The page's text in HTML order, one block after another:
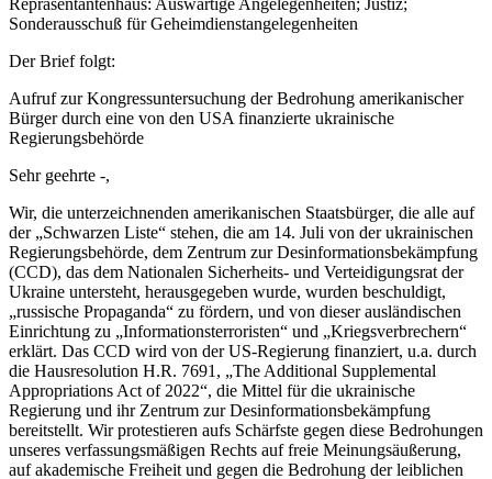
Repräsentantenhaus: Auswärtige Angelegenheiten; Justiz;
Sonderausschuß für Geheimdienstangelegenheiten
Der Brief folgt:
Aufruf zur Kongressuntersuchung der Bedrohung amerikanischer
Bürger durch eine von den USA finanzierte ukrainische
Regierungsbehörde
Sehr geehrte -,
Wir, die unterzeichnenden amerikanischen Staatsbürger, die alle auf
der „Schwarzen Liste“ stehen, die am 14. Juli von der ukrainischen
Regierungsbehörde, dem Zentrum zur Desinformationsbekämpfung
(CCD), das dem Nationalen Sicherheits- und Verteidigungsrat der
Ukraine untersteht, herausgegeben wurde, wurden beschuldigt,
„russische Propaganda“ zu fördern, und von dieser ausländischen
Einrichtung zu „Informationsterroristen“ und „Kriegsverbrechern“
erklärt. Das CCD wird von der US-Regierung finanziert, u.a. durch
die Hausresolution H.R. 7691, „The Additional Supplemental
Appropriations Act of 2022“, die Mittel für die ukrainische
Regierung und ihr Zentrum zur Desinformationsbekämpfung
bereitstellt. Wir protestieren aufs Schärfste gegen diese Bedrohungen
unseres verfassungsmäßigen Rechts auf freie Meinungsäußerung,
auf akademische Freiheit und gegen die Bedrohung der leiblichen